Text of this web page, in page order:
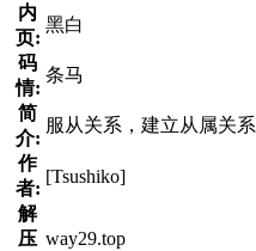
内
页:
黑白
码
情:
条马
简
介:
服从关系，建立从属关系
作
者:
[Tsushiko]
解
压 way29.top